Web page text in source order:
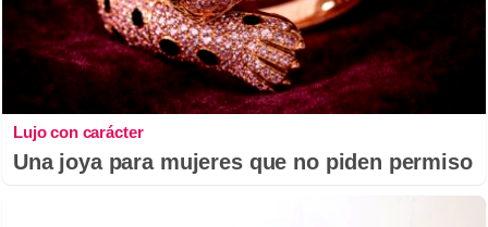
Lujo con carácter
Una joya para mujeres que no piden permiso